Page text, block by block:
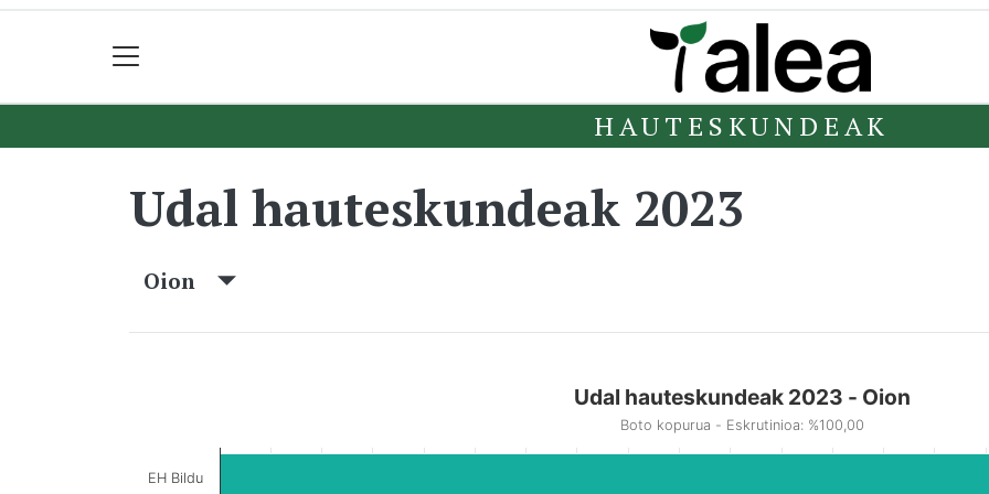
HAUTESKUNDEAK
Udal hauteskundeak 2023
Oion
Udal hauteskundeak 2023 - Oion
Boto kopurua - Eskrutinioa: %100,00
EH Bildu